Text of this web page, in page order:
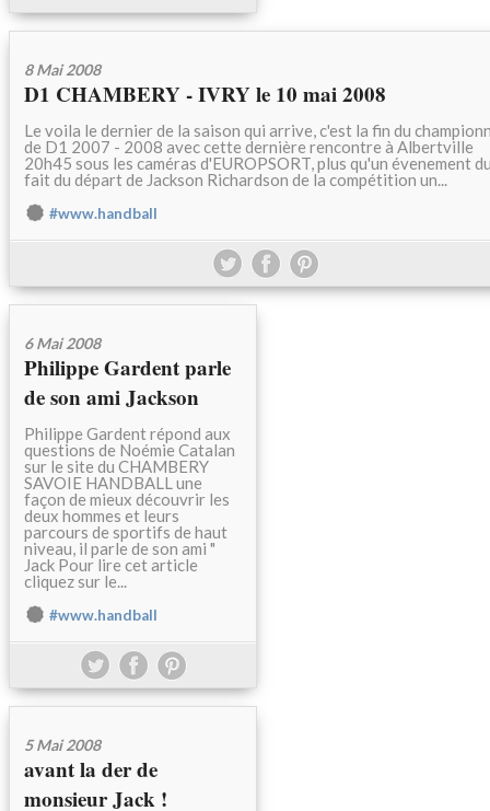
8 Mai 2008
D1 CHAMBERY - IVRY le 10 mai 2008
Le voila le dernier de la saison qui arrive, c'est la fin du
de D1 2007 - 2008 avec cette dernière rencontre à Albertville
20h45 sous les caméras d'EUROPSORT, plus qu'un évenement
fait du départ de Jackson Richardson de la compétition un...
#www.handball
6 Mai 2008
Philippe Gardent parle
de son ami Jackson
Philippe Gardent répond aux
questions de Noémie Catalan
sur le site du CHAMBERY
SAVOIE HANDBALL une
façon de mieux découvrir les
deux hommes et leurs
parcours de sportifs de haut
niveau, il parle de son ami "
Jack Pour lire cet article
cliquez sur le...
#www.handball
5 Mai 2008
avant la der de
monsieur Jack !